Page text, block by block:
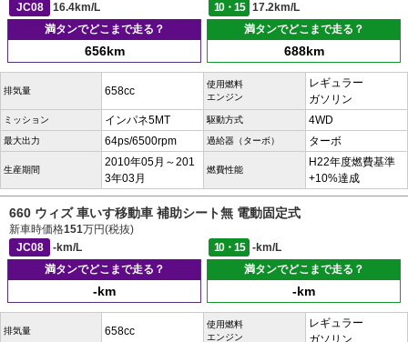
JC08
16.4km/L 10・15
17.2km/L
満タンでどこまで走る？
656km
満タンでどこまで走る？
688km
排気量 658cc
使用燃料
エンジン
レギュラー
ガソリン
ミッション インパネ5MT 駆動方式 4WD
最大出力 64ps/6500rpm 過給器（ターボ） ターボ
生産期間
2010年05月～201
3年03月
燃費性能
H22年度燃費基準
+10%達成
660 ウィズ 車いす移動車 補助シート無 電動固定式
新車時価格151万円(税抜)
JC08
-km/L 10・15
-km/L
満タンでどこまで走る？
-km
満タンでどこまで走る？
-km
排気量 658cc
使用燃料
エンジン
レギュラー